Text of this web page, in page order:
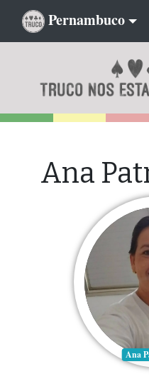
Pernambuco
Ana
Ana